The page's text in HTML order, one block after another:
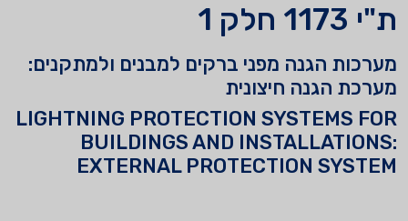
ת"י 1173 חלק 1
מערכות הגנה מפני ברקים למבנים ולמתקנים:
מערכת הגנה חיצונית
LIGHTNING PROTECTION SYSTEMS FOR
BUILDINGS AND INSTALLATIONS:
EXTERNAL PROTECTION SYSTEM